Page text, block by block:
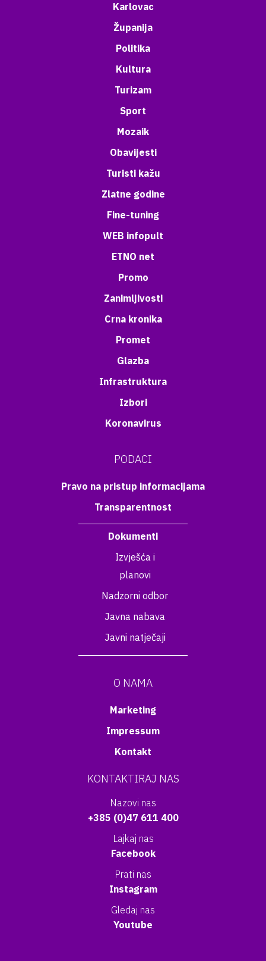
Karlovac
Županija
Politika
Kultura
Turizam
Sport
Mozaik
Obavijesti
Turisti kažu
Zlatne godine
Fine-tuning
WEB infopult
ETNO net
Promo
Zanimljivosti
Crna kronika
Promet
Glazba
Infrastruktura
Izbori
Koronavirus
PODACI
Pravo na pristup informacijama
Transparentnost
Dokumenti
Izvješća i
planovi
Nadzorni odbor
Javna nabava
Javni natječaji
O NAMA
Marketing
Impressum
Kontakt
KONTAKTIRAJ NAS
Nazovi nas
+385 (0)47 611 400
Lajkaj nas
Facebook
Prati nas
Instagram
Gledaj nas
Youtube